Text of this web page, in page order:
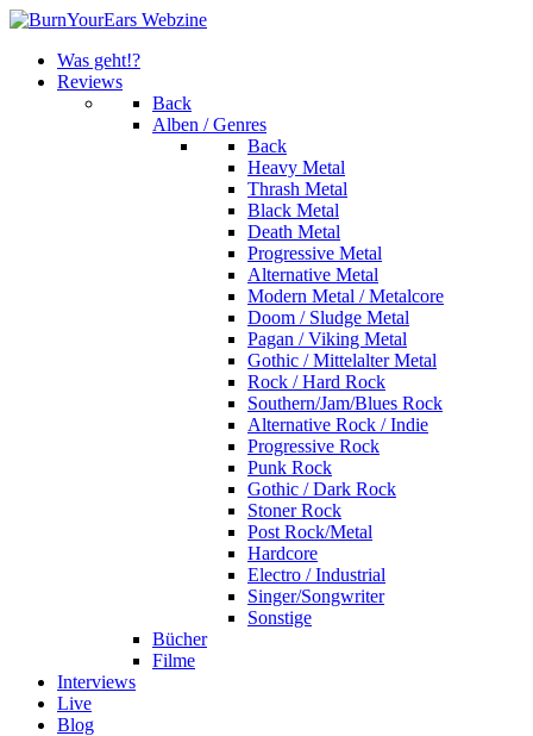
Was geht!?
Reviews
Back
Alben / Genres
Back
Heavy Metal
Thrash Metal
Black Metal
Death Metal
Progressive Metal
Alternative Metal
Modern Metal / Metalcore
Doom / Sludge Metal
Pagan / Viking Metal
Gothic / Mittelalter Metal
Rock / Hard Rock
Southern/Jam/Blues Rock
Alternative Rock / Indie
Progressive Rock
Punk Rock
Gothic / Dark Rock
Stoner Rock
Post Rock/Metal
Hardcore
Electro / Industrial
Singer/Songwriter
Sonstige
Bücher
Filme
Interviews
Live
Blog